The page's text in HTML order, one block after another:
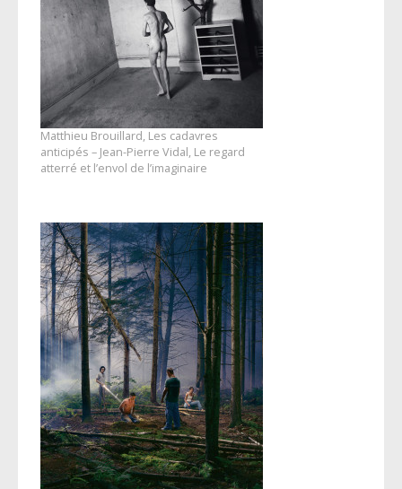
Matthieu Brouillard, Les cadavres
anticipés – Jean-Pierre Vidal, Le regard
atterré et l’envol de l’imaginaire